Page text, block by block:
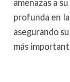
amenazas a
profunda en
asegurando
más